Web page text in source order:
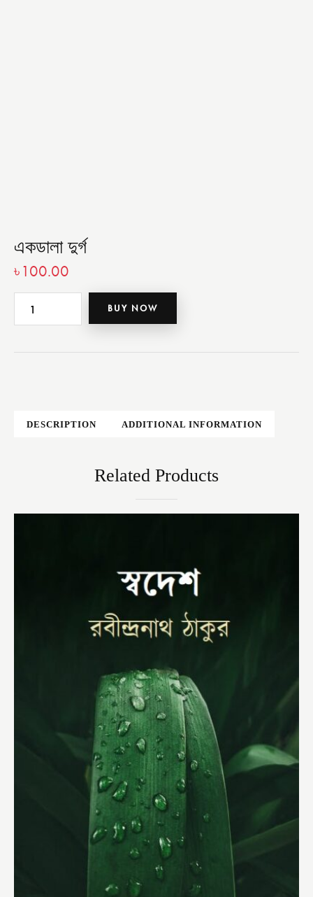
একডালা দুর্গ
৳100.00
BUY NOW
DESCRIPTION ADDITIONAL INFORMATION
Related Products